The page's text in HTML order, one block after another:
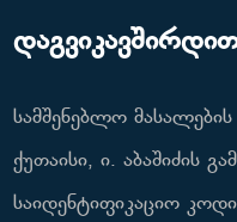
სამშენებლო
ქუთაისი, ი. აბაშიძის
საიდენტიფიკაციო